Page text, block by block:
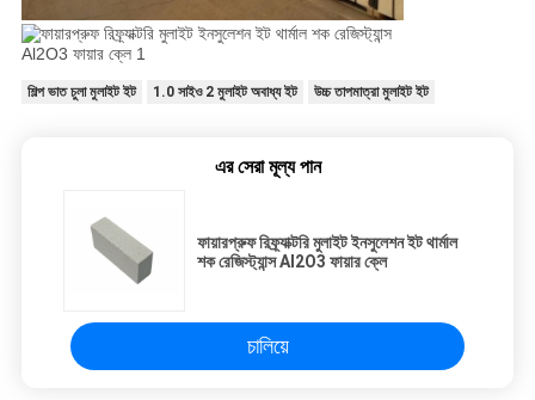
শিল্প ভাত চুলা মুলাইট ইট 1.0 সাইও 2 মুলাইট অবাধ্য ইট উচ্চ তাপমাত্রা মুলাইট ইট
এর সেরা মূল্য পান
ফায়ারপ্রুফ রিফ্র্যাক্টরি মুলাইট ইনসুলেশন ইট থার্মাল
শক রেজিস্ট্যান্স Al2O3 ফায়ার ক্লে
চালিয়ে